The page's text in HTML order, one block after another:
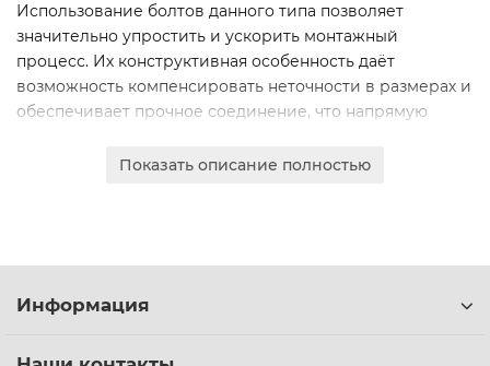
Использование болтов данного типа позволяет
значительно упростить и ускорить монтажный
процесс. Их конструктивная особенность даёт
возможность компенсировать неточности в размерах и
обеспечивает прочное соединение, что напрямую
подбора под конкретные инженерные задачи.
предложение для юридических лиц, безналичный
Показать описание полностью
Информация